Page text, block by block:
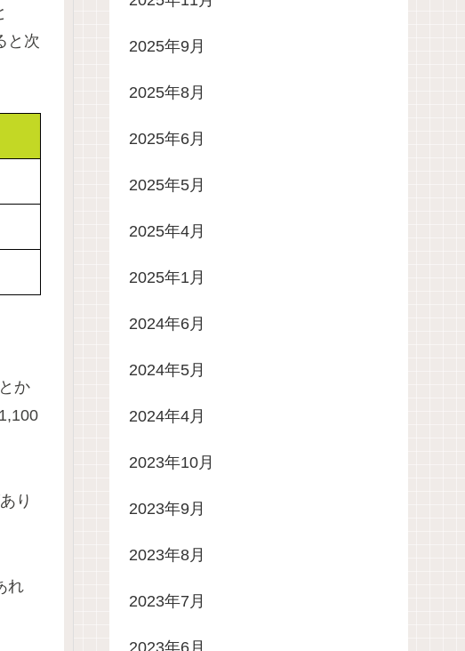
と次
か
り
れ
2025年9月
2025年8月
2025年6月
2025年5月
2025年4月
2025年1月
2024年6月
2024年5月
2024年4月
2023年10月
2023年9月
2023年8月
2023年7月
2023年6月